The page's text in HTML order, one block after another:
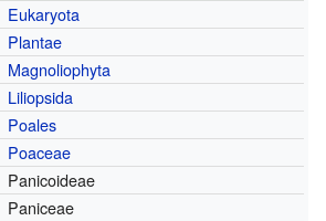
Eukaryota
Plantae
Magnoliophyta
Liliopsida
Poales
Poaceae
Panicoideae
Paniceae